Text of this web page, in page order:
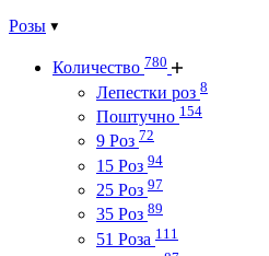
Розы
Количество 780
Лепестки роз 8
Поштучно 154
9 Роз 72
15 Роз 94
25 Роз 97
35 Роз 89
51 Роза 111